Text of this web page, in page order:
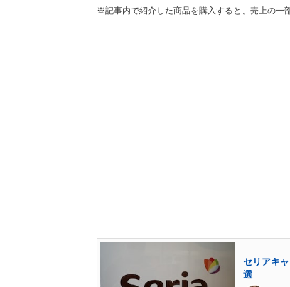
※記事内で紹介した商品を購入すると、売上の一
セリアキ
選